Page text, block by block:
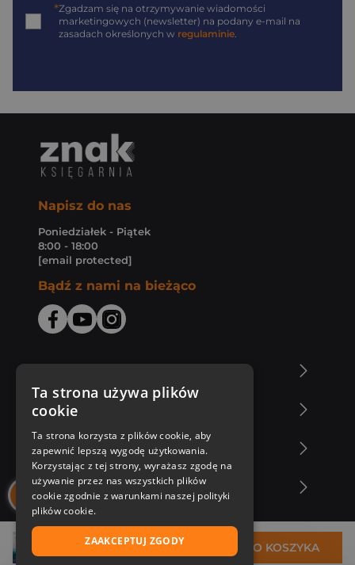
31,49 zł DO KOSZYKA
*Zgadzam się na otrzymywanie wiadomości
marketingowych (newsletter) na podany e-mail na
zasadach określonych w regulaminie
Napisz do nas
Poniedziałek - Piątek
8:00 - 18:00
[email protected]
Bądź z nami na bieżąco
Zakupy u nas
Nasza oferta
Nasi autorzy
Ta strona używa plików
cookie
Ta strona korzysta z plików cookie, aby
zapewnić lepszą wygodę użytkowania.
Korzystając z tej strony, wyrażasz zgodę na
używanie przez nas wszystkich plików
cookie zgodnie z warunkami naszej polityki
plików cookie.
ZAAKCEPTUJ ZGODY